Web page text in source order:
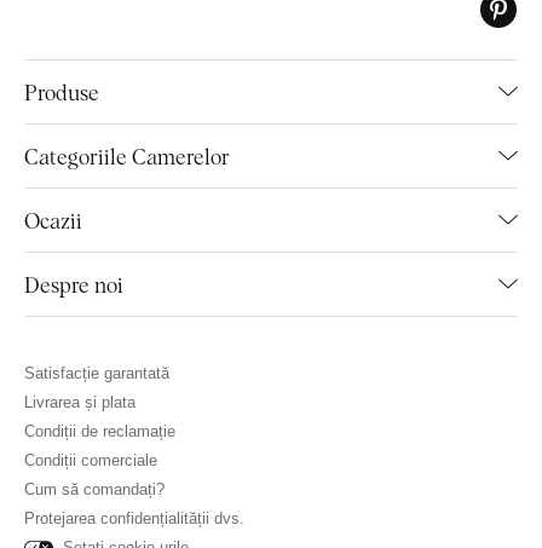
Produse
Categoriile Camerelor
Ocazii
Despre noi
Satisfacție garantată
Livrarea și plata
Condiții de reclamație
Condiții comerciale
Cum să comandați?
Protejarea confidențialității dvs.